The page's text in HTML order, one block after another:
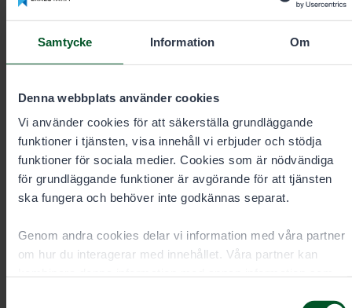
Samtycke Information Om
Denna webbplats använder cookies
Vi använder cookies för att säkerställa grundläggande
funktioner i tjänsten, visa innehåll vi erbjuder och stödja
funktioner för sociala medier. Cookies som är nödvändiga
för grundläggande funktioner är avgörande för att tjänsten
ska fungera och behöver inte godkännas separat.
Genom andra cookies delar vi information med våra partner
om hur du interagerar med innehållet. Våra partner kan
Samtalskostnad
eraluvat@metsa.fi
Kontaktuppgifter